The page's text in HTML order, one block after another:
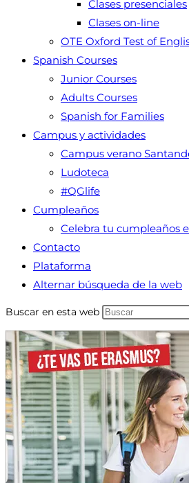
Clases presenciales
Clases on-line
OTE Oxford Test of
Spanish Courses
Junior Courses
Adults Courses
Spanish for Families
Campus y actividades
Campus verano
Ludoteca
#QGlife
Cumpleaños
Celebra tu cumpleaños
Contacto
Plataforma
Alternar búsqueda de la web
Buscar en esta web